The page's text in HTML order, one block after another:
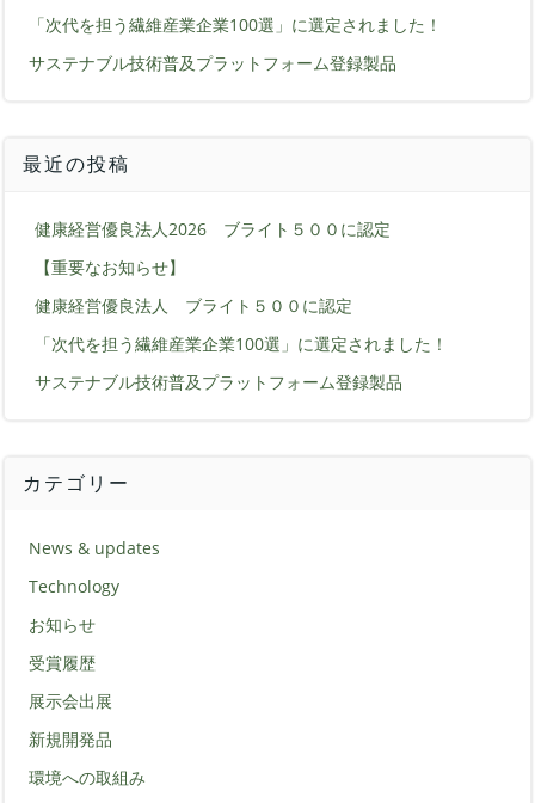
「次代を担う繊維産業企業100選」に選定されました！
サステナブル技術普及プラットフォーム登録製品
最近の投稿
健康経営優良法人2026 ブライト５００に認定
【重要なお知らせ】
健康経営優良法人 ブライト５００に認定
「次代を担う繊維産業企業100選」に選定されました！
サステナブル技術普及プラットフォーム登録製品
カテゴリー
News & updates
Technology
お知らせ
受賞履歴
展示会出展
新規開発品
環境への取組み